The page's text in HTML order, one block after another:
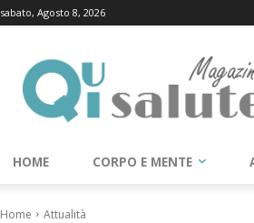
sabato, Agosto 8, 2026
HOME CORPO E MENTE
Home Attualità